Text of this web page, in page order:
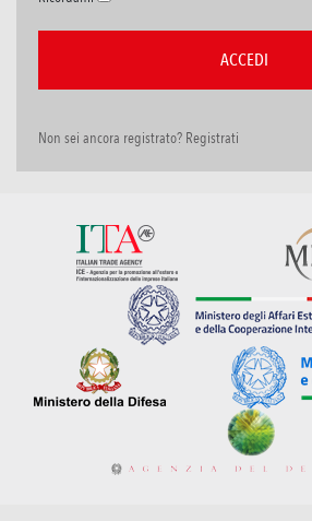
Non sei ancora registrato? Registrati